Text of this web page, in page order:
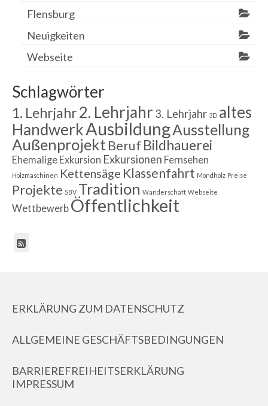
Flensburg
Neuigkeiten
Webseite
Schlagwörter
1. Lehrjahr2. Lehrjahr 3. Lehrjahr 3D altes
HandwerkAusbildungAusstellung
Außenprojekt Beruf Bildhauerei
Ehemalige Exkursion Exkursionen Fernsehen
Holzmaschinen Kettensäge Klassenfahrt Mondholz Preise
Projekte SBV Tradition Wanderschaft Webseite
Wettbewerb Öffentlichkeit
ERKLÄRUNG ZUM DATENSCHUTZ
ALLGEMEINE GESCHÄFTSBEDINGUNGEN
BARRIEREFREIHEITSERKLÄRUNG
IMPRESSUM